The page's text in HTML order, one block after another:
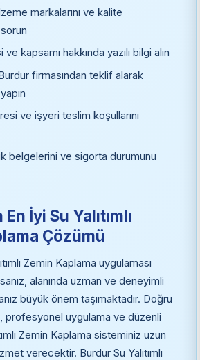
markalarını ve kalite
kapsamı hakkında yazılı bilgi alın
firmasından teklif alarak
ve işyeri teslim koşullarını
belgelerini ve sigorta durumunu
İyi Su Yalıtımlı
Çözümü
Zemin Kaplama uygulaması
alanında uzman ve deneyimli
büyük önem taşımaktadır. Doğru
profesyonel uygulama ve düzenli
Zemin Kaplama sisteminiz uzun
verecektir. Burdur Su Yalıtımlı